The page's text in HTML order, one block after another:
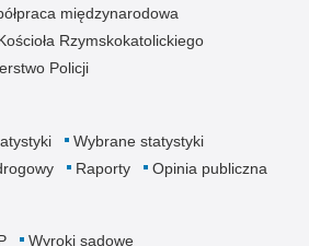
międzynarodowa
Rzymskokatolickiego
Policji
Wybrane statystyki
Raporty Opinia publiczna
Wyroki sądowe